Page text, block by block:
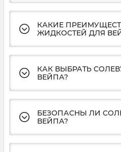
КАКИЕ
ЖИДКОСТЕЙ ДЛЯ
КАК ВЫБРАТЬ
ВЕЙПА?
БЕЗОПАСНЫ ЛИ
ВЕЙПА?